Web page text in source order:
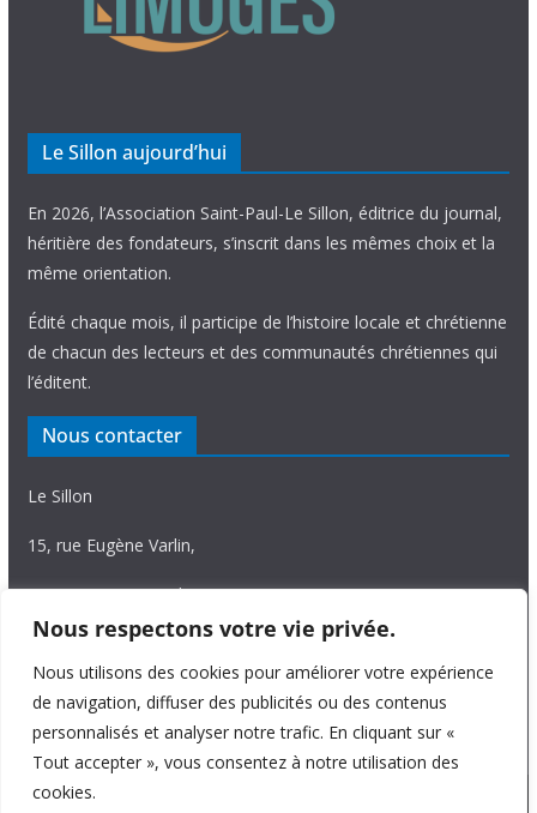
Nous respectons votre vie privée.
Nous utilisons des cookies pour améliorer votre expérience
de navigation, diffuser des publicités ou des contenus
personnalisés et analyser notre trafic. En cliquant sur «
Tout accepter », vous consentez à notre utilisation des
cookies.
Le Sillon aujourd’hui
En 2026, l’Association Saint-Paul-Le Sillon, éditrice du journal,
héritière des fondateurs, s’inscrit dans les mêmes choix et la
même orientation.
Édité chaque mois, il participe de l’histoire locale et chrétienne
de chacun des lecteurs et des communautés chrétiennes qui
l’éditent.
Nous contacter
Le Sillon
15, rue Eugène Varlin,
87036 Limoges Cedex.
Tél. 05 55 06 14 15
Nous écrire